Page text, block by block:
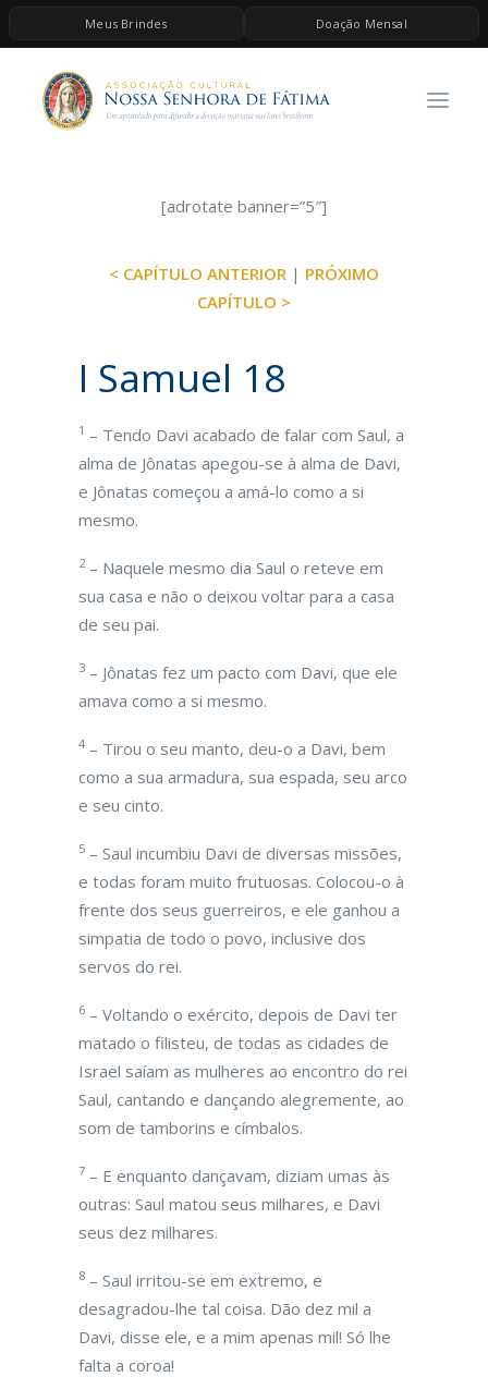
Meus Brindes Doação Mensal
HOME
A ASSOCIAÇÃO
ESPIRITUALIDADE
BRINDES
[adrotate banner=”5″]
< CAPÍTULO ANTERIOR | PRÓXIMO
CAPÍTULO >
I Samuel 18
1 – Tendo Davi acabado de falar com Saul, a
alma de Jônatas apegou-se à alma de Davi,
e Jônatas começou a amá-lo como a si
mesmo.
2– Naquele mesmo dia Saul o reteve em
sua casa e não o deixou voltar para a casa
de seu pai.
3 – Jônatas fez um pacto com Davi, que ele
amava como a si mesmo.
4 – Tirou o seu manto, deu-o a Davi, bem
como a sua armadura, sua espada, seu arco
e seu cinto.
5 – Saul incumbiu Davi de diversas missões,
e todas foram muito frutuosas. Colocou-o à
frente dos seus guerreiros, e ele ganhou a
simpatia de todo o povo, inclusive dos
servos do rei.
6 – Voltando o exército, depois de Davi ter
matado o filisteu, de todas as cidades de
Israel saíam as mulheres ao encontro do rei
Saul, cantando e dançando alegremente, ao
som de tamborins e címbalos.
7 – E enquanto dançavam, diziam umas às
outras: Saul matou seus milhares, e Davi
seus dez milhares.
8 – Saul irritou-se em extremo, e
desagradou-lhe tal coisa. Dão dez mil a
Davi, disse ele, e a mim apenas mil! Só lhe
falta a coroa!